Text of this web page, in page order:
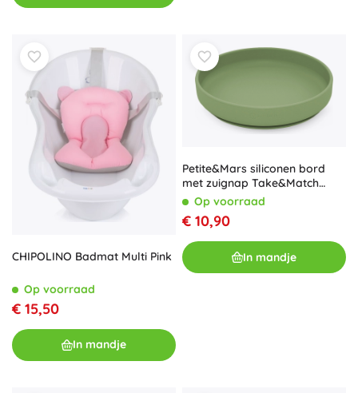
CHIPOLINO Badmat Multi Pink
Op voorraad
€ 15,50
In mandje
Petite&Mars siliconen bord
met zuignap Take&Match
sweet pea 6m+
Op voorraad
€ 10,90
In mandje